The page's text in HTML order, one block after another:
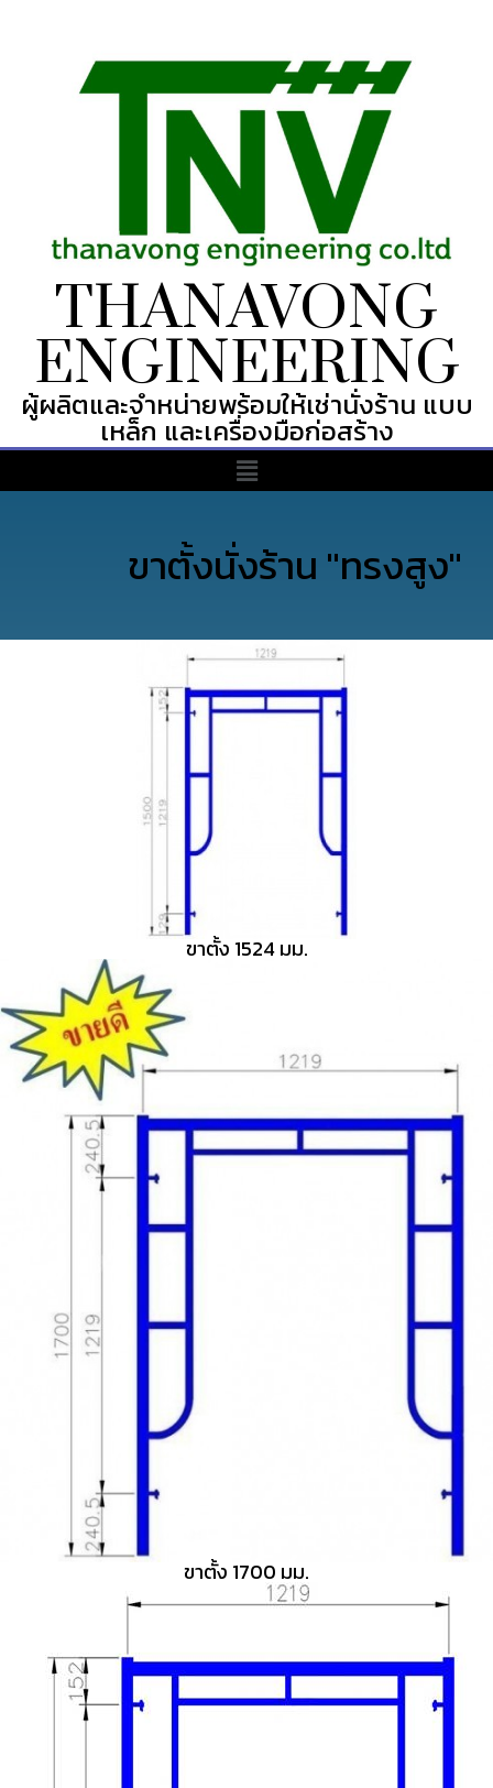
THANAVONG
ENGINEERING
ผู้ผลิตและจำหน่ายพร้อมให้เช่านั่งร้าน แบบ
เหล็ก และเครื่องมือก่อสร้าง
ขาตั้งนั่งร้าน "ทรงสูง"
ขาตั้ง 1524 มม.
ขาตั้ง 1700 มม.